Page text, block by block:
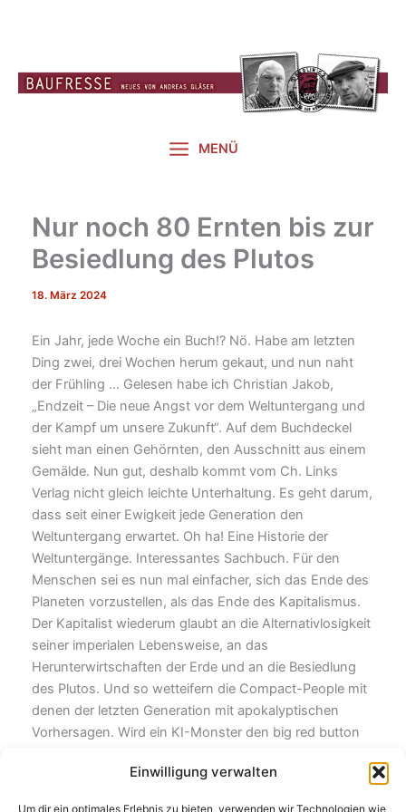
Einwilligung verwalten
Um dir ein optimales Erlebnis zu bieten, verwenden wir Technologien wie
MENÜ
Nur noch 80 Ernten bis zur
Besiedlung des Plutos
18. März 2024
Ein Jahr, jede Woche ein Buch!? Nö. Habe am letzten
Ding zwei, drei Wochen herum gekaut, und nun naht
der Frühling … Gelesen habe ich Christian Jakob,
„Endzeit – Die neue Angst vor dem Weltuntergang und
der Kampf um unsere Zukunft“. Auf dem Buchdeckel
sieht man einen Gehörnten, den Ausschnitt aus einem
Gemälde. Nun gut, deshalb kommt vom Ch. Links
Verlag nicht gleich leichte Unterhaltung. Es geht darum,
dass seit einer Ewigkeit jede Generation den
Weltuntergang erwartet. Oh ha! Eine Historie der
Weltuntergänge. Interessantes Sachbuch. Für den
Menschen sei es nun mal einfacher, sich das Ende des
Planeten vorzustellen, als das Ende des Kapitalismus.
Der Kapitalist wiederum glaubt an die Alternativlosigkeit
seiner imperialen Lebensweise, an das
Herunterwirtschaften der Erde und an die Besiedlung
des Plutos. Und so wetteifern die Compact-People mit
denen der letzten Generation mit apokalyptischen
Vorhersagen. Wird ein KI-Monster den big red button
alle an. Hinz und Kunz empören sich in ihrer jeweiligen